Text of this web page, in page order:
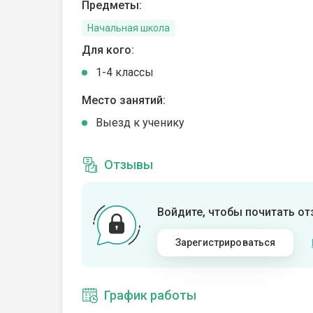
Предметы:
Начальная школа
Для кого:
1-4 классы
Место занятий:
Выезд к ученику
Отзывы
Войдите, чтобы почитать
Зарегистрироваться
График работы